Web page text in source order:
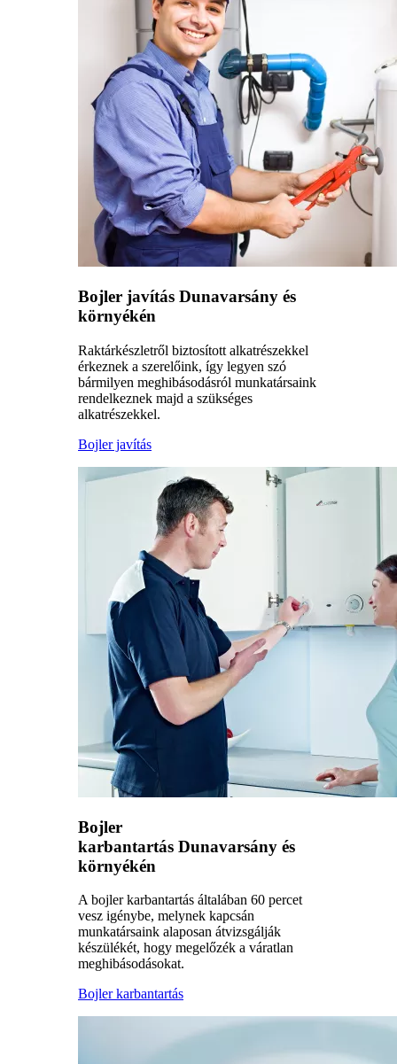
Bojler javítás Dunavarsány és
környékén
Raktárkészletről biztosított alkatrészekkel
érkeznek a szerelőink, így legyen szó
bármilyen meghibásodásról munkatársaink
rendelkeznek majd a szükséges
alkatrészekkel.
Bojler javítás
Bojler
karbantartás Dunavarsány és
környékén
A bojler karbantartás általában 60 percet
vesz igénybe, melynek kapcsán
munkatársaink alaposan átvizsgálják
készülékét, hogy megelőzék a váratlan
meghibásodásokat.
Bojler karbantartás